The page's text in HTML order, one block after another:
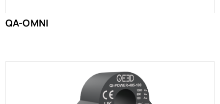
QA-OMNI